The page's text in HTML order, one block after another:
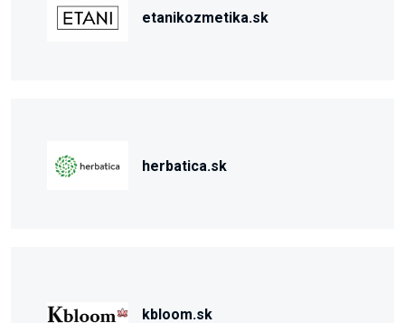
etanikozmetika.sk
herbatica.sk
kbloom.sk